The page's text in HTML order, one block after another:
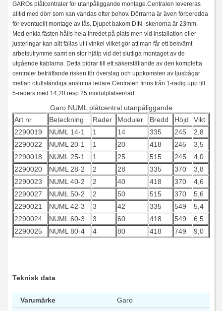
GAROs plåtcentraler för utanpåliggande montage.Centralen levereras
alltid med dörr som kan vändas efter behov. Dörrarna är även förberedda
för eventuellt montage av lås. Djupet bakom DIN -skenorna är 23mm.
Med enkla fästen hålls hela inredet på plats men vid installation eller
justeringar kan allt fällas ut i vinkel vilket gör att man får ett bekvämt
arbetsutrymme samt en stor hjälp vid det slutliga montaget av de
utgående kablarna. Detta bidrar till ett säkerställande av den kompletta
centraler beträffande risken för överslag och uppkomsten av ljusbågar
mellan ofullständiga anslutna ledare.Centralen finns från 1-radig upp till
5-raders med 14,20 resp 25 modulplatser/rad.
Garo NUML plåtcentral utanpåliggande
Art nr
Beteckning Rader Moduler Bredd Höjd
Vikt
2290019
NUML 14-1 1 14 335 245
2,8
2290022
NUML 20-1 1 20 418 245
3,5
2290018
NUML 25-1 1 25 515 245
4,0
2290020
NUML 28-2 2 28 335 370
3,8
2290023
NUML 40-2 2 40 418 370
4,6
2290027
NUML 50-2 2 50 515 370
5,6
2290021
NUML 42-3 3 42 335 549
5,4
2290024
NUML 60-3 3 60 418 549
6,5
2290025
NUML 80-4 4 80 418 749 9,0
Teknisk data
Varumärke
Garo